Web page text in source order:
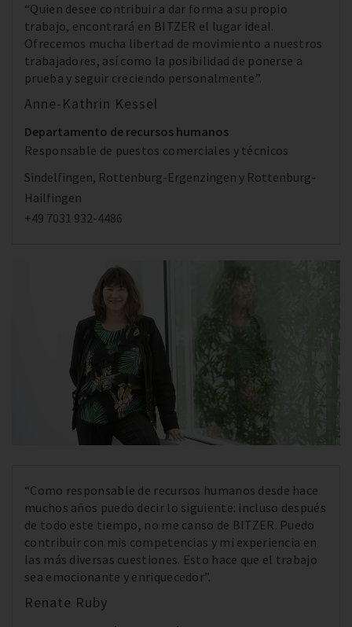
“Quien desee contribuir a dar forma a su propio
trabajo, encontrará en BITZER el lugar ideal.
Ofrecemos mucha libertad de movimiento a nuestros
trabajadores, así como la posibilidad de ponerse a
prueba y seguir creciendo personalmente”.
Anne-Kathrin Kessel
Departamento de recursos humanos
Responsable de puestos comerciales y técnicos
Sindelfingen, Rottenburg-Ergenzingen y Rottenburg-
Hailfingen
+49 7031 932-4486
“Como responsable de recursos humanos desde hace
muchos años puedo decir lo siguiente: incluso después
de todo este tiempo, no me canso de BITZER. Puedo
contribuir con mis competencias y mi experiencia en
las más diversas cuestiones. Esto hace que el trabajo
sea emocionante y enriquecedor”.
Renate Ruby